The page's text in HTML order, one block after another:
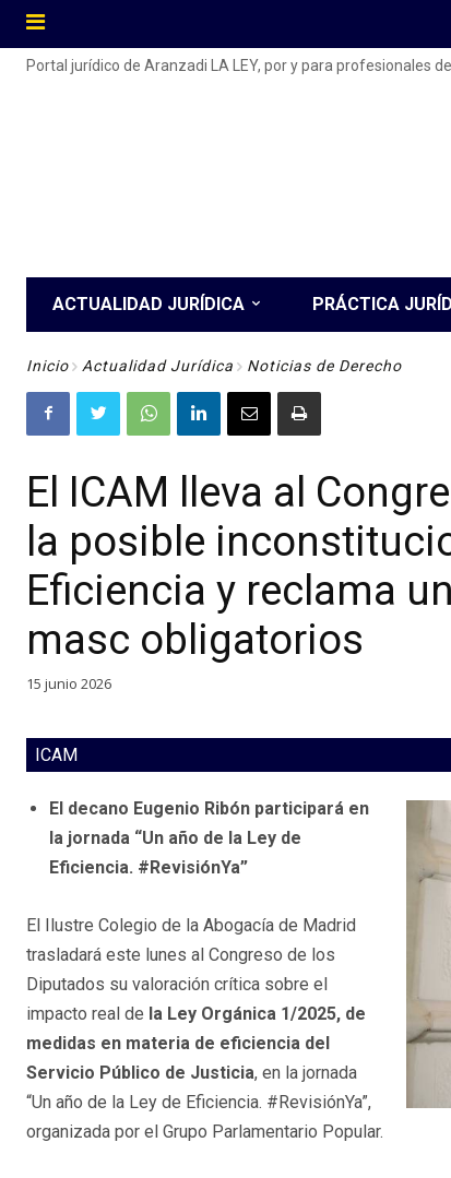
Portal jurídico de Aranzadi LA LEY, por y para profesionales
ACTUALIDAD JURÍDICA PRÁCTICA
Inicio Actualidad Jurídica Noticias de Derecho
El ICAM lleva al
la posible
Eficiencia y reclama
masc obligatorios
15 junio 2026
ICAM
El decano Eugenio Ribón participará en
la jornada “Un año de la Ley de
Eficiencia. #RevisiónYa”
El Ilustre Colegio de la Abogacía de Madrid
trasladará este lunes al Congreso de los
Diputados su valoración crítica sobre el
impacto real de la Ley Orgánica 1/2025, de
medidas en materia de eficiencia del
Servicio Público de Justicia, en la jornada
“Un año de la Ley de Eficiencia. #RevisiónYa”,
organizada por el Grupo Parlamentario Popular.